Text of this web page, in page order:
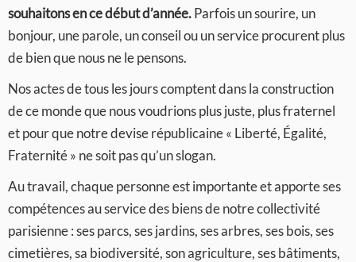
souhaitons en ce début d’année.Parfois un sourire, un
bonjour, une parole, un conseil ou un service procurent plus
de bien que nous ne le pensons.
Nos actes de tous les jours comptent dans la construction
de ce monde que nous voudrions plus juste, plus fraternel
et pour que notre devise républicaine « Liberté, Égalité,
Fraternité » ne soit pas qu’un slogan.
Au travail, chaque personne est importante et apporte ses
compétences au service des biens de notre collectivité
parisienne : ses parcs, ses jardins, ses arbres, ses bois, ses
cimetières, sa biodiversité, son agriculture, ses bâtiments,